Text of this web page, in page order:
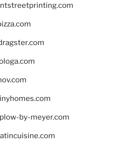
by-meyer.com